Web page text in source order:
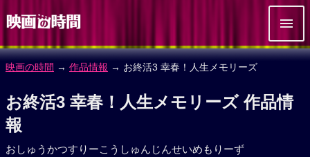
映画の時間 → 作品情報 → お終活3 幸春！人生メモリーズ
お終活3 幸春！人生メモリーズ 作品情
報
おしゅうかつすりーこうしゅんじんせいめもりーず